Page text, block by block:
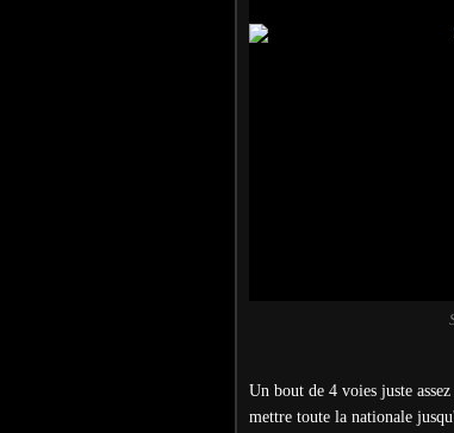
Un bout de 4 voies juste
mettre toute la nationale